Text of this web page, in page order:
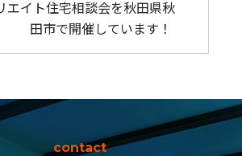
エイト住宅相談会を秋田県秋
田市で開催しています！
contact